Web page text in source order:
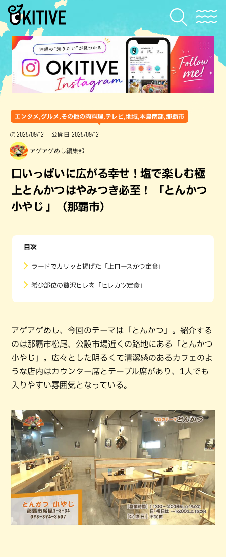
エンタメ,グルメ,その他の肉料理,テレビ,地域,本島南部,那覇市
2025/09/12 公開日 2025/09/12
アゲアゲめし編集部
口いっぱいに広がる幸せ！塩で楽しむ極
上とんかつはやみつき必至！ 「とんかつ
小やじ 」（那覇市）
目次
ラードでカリッと揚げた「上ロースかつ定食」
希少部位の贅沢ヒレ肉「ヒレカツ定食」
アゲアゲめし、今回のテーマは「とんかつ」。紹介する
のは那覇市松尾、公設市場近くの路地にある「とんかつ
小やじ」。広々とした明るくて清潔感のあるカフェのよ
うな店内はカウンター席とテーブル席があり、1人でも
入りやすい雰囲気となっている。